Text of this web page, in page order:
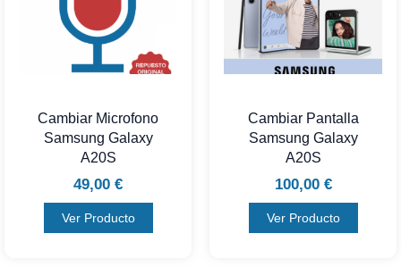
Cambiar Microfono
Samsung Galaxy
A20S
49,00 €
Ver Producto
Cambiar Pantalla
Samsung Galaxy
A20S
100,00 €
Ver Producto